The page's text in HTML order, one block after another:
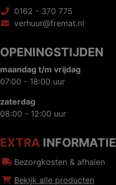
0162 - 370 775
verhuur@fremat.nl
OPENINGSTIJDEN
maandag t/m vrijdag
07:00 - 18:00 uur
zaterdag
08:00 - 12:00 uur
EXTRA INFORMATIE
Bezorgkosten & afhalen
Bekijk alle producten